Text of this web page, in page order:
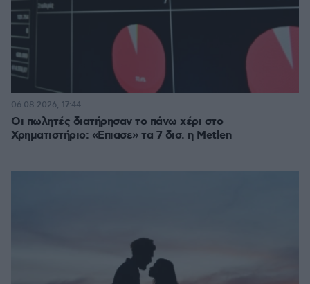
Οι πωλητές διατήρησαν το πάνω χέρι στο
Χρηματιστήριο: «Επιασε» τα 7 δισ. η Metlen
06.08.2026, 17:44